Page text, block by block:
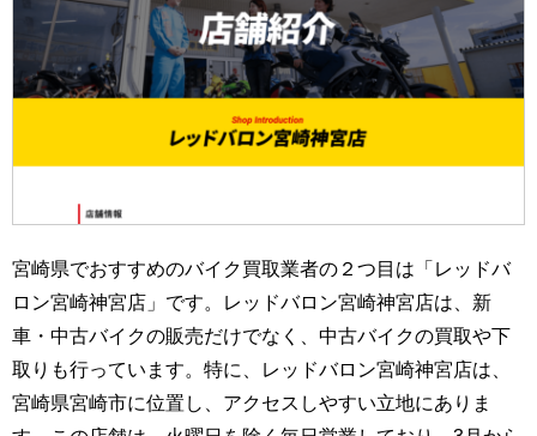
宮崎県でおすすめのバイク買取業者の２つ目は「レッドバ
ロン宮崎神宮店」です。レッドバロン宮崎神宮店は、新
車・中古バイクの販売だけでなく、中古バイクの買取や下
取りも行っています。特に、レッドバロン宮崎神宮店は、
宮崎県宮崎市に位置し、アクセスしやすい立地にありま